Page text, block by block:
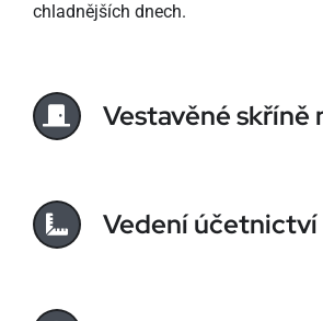
chladnějších dnech.
Vestavěné skříně
Vedení účetnictví